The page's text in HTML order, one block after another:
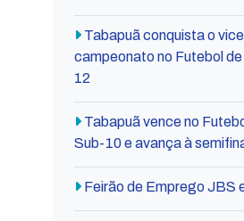
Tabapuã conquista o
campeonato no Futebol
12
Tabapuã vence no
Sub-10 e avança à
Feirão de Emprego JBS